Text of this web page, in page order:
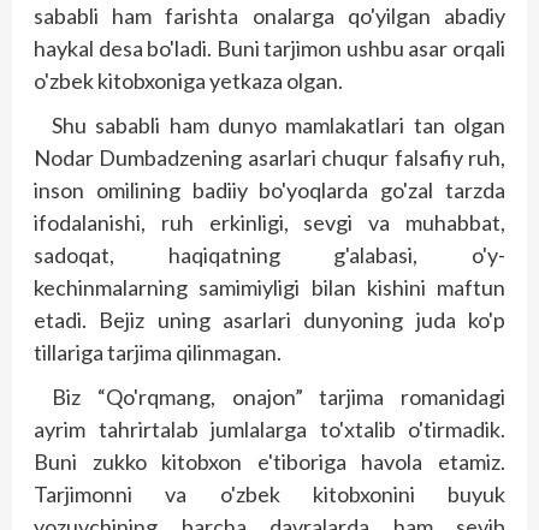
sababli ham farishta onalarga qo'yilgan abadiy
haykal desa bo'ladi. Buni tarjimon ushbu asar orqali
o'zbek kitobxoniga yetkaza olgan.
Shu sababli ham dunyo mamlakatlari tan olgan
Nodar Dumbadzening asarlari chuqur falsafiy ruh,
inson omilining badiiy bo'yoqlarda go'zal tarzda
ifodalanishi, ruh erkinligi, sevgi va muhabbat,
sadoqat, haqiqatning g'alabasi, o'y-
kechinmalarning samimiyligi bilan kishini maftun
etadi. Bejiz uning asarlari dunyoning juda ko'p
tillariga tarjima qilinmagan.
Biz “Qo'rqmang, onajon” tarjima romanidagi
ayrim tahrirtalab jumlalarga to'xtalib o'tirmadik.
Buni zukko kitobxon e'tiboriga havola etamiz.
Tarjimonni va o'zbek kitobxonini buyuk